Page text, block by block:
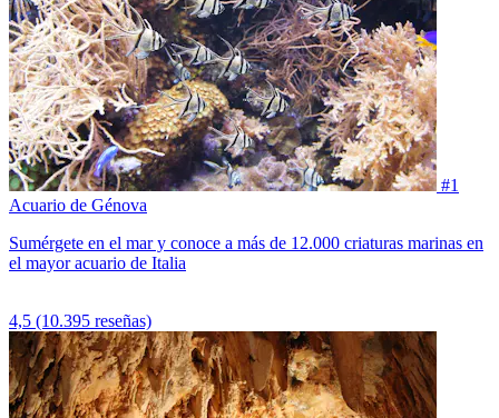
#1
Acuario de Génova
Sumérgete en el mar y conoce a más de 12.000 criaturas marinas en
el mayor acuario de Italia
4,5 (10.395 reseñas)